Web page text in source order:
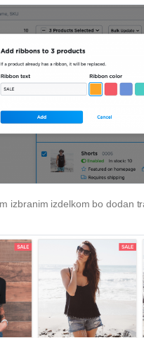
izbranim izdelkom bo dodan